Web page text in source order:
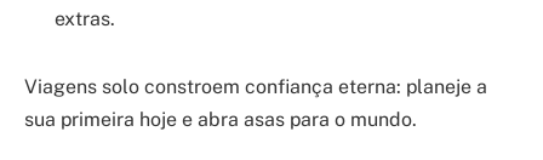
extras.
Viagens solo constroem confiança eterna: planeje a
sua primeira hoje e abra asas para o mundo.